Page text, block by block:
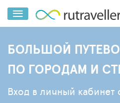
БОЛЬШОЙ
ПО ГОРОДАМ И
Вход в личный кабинет